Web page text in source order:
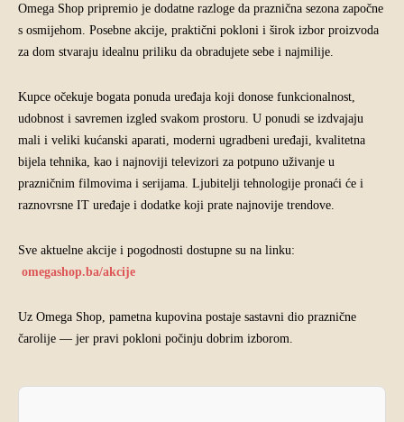
Omega Shop pripremio je dodatne razloge da praznična sezona započne
s osmijehom. Posebne akcije, praktični pokloni i širok izbor proizvoda
za dom stvaraju idealnu priliku da obradujete sebe i najmilije.
Kupce očekuje bogata ponuda uređaja koji donose funkcionalnost,
udobnost i savremen izgled svakom prostoru. U ponudi se izdvajaju
mali i veliki kućanski aparati, moderni ugradbeni uređaji, kvalitetna
bijela tehnika, kao i najnoviji televizori za potpuno uživanje u
prazničnim filmovima i serijama. Ljubitelji tehnologije pronaći će i
raznovrsne IT uređaje i dodatke koji prate najnovije trendove.
Sve aktuelne akcije i pogodnosti dostupne su na linku:
omegashop.ba/akcije
Uz Omega Shop, pametna kupovina postaje sastavni dio praznične
čarolije — jer pravi pokloni počinju dobrim izborom.